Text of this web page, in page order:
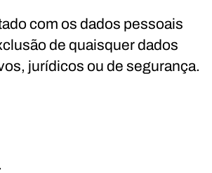
com os dados pessoais
de quaisquer dados
jurídicos ou de segurança.